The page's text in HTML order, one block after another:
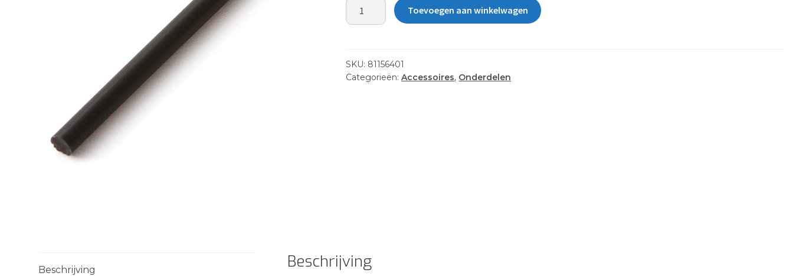
ROLLER
BEARING,
15)
aantal
Toevoegen aan winkelwagen
SKU: 81156401
Categorieën:Accessoires, Onderdelen
Beschrijving Beschrijving